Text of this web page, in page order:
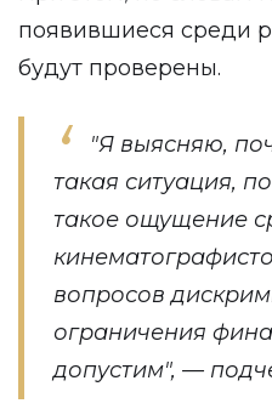
появившиеся среди
будут проверены.
"Я выясняю,
такая ситуация,
такое ощущение
вопросов
ограничения
допустим", —